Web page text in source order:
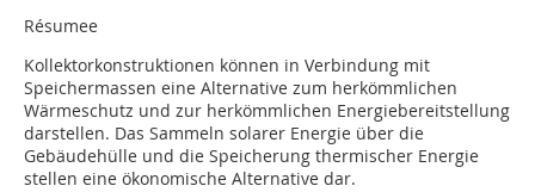
Résumee
Kollektorkonstruktionen können in Verbindung mit
Speichermassen eine Alternative zum herkömmlichen
Wärmeschutz und zur herkömmlichen Energiebereitstellung
darstellen. Das Sammeln solarer Energie über die
Gebäudehülle und die Speicherung thermischer Energie
stellen eine ökonomische Alternative dar.